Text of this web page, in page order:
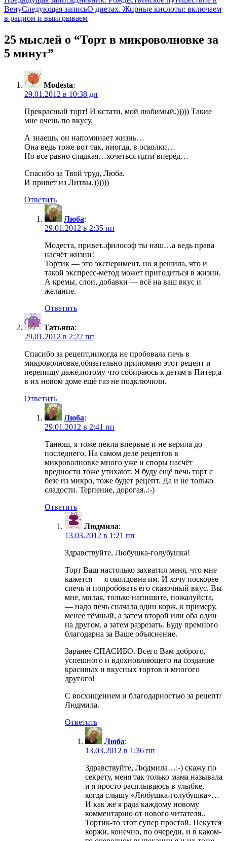
по
ВенуСледующая записьО диетах. Жирные кислоты: включаем
в рацион и выигрываем
25 мыслей о “Торт в микроволновке за
5 минут”
Modesta:
29.01.2012 в 10:38 дп
Прекрасный торт! И кстати, мой любимый.))))) Такие
мне очень по вкусу.
А знаешь, он напоминает жизнь…
Она ведь тоже вот так, иногда, в осколки…
Но все равно сладкая…хочеться идти вперёд…
Спасибо за Твой труд, Люба.
И привет из Литвы.))))))
Ответить
Люба:
29.01.2012 в 2:35 пп
Модеста, привет..философ ты наш…а ведь права
насчёт жизни!
Тортик — это эксперимент, но я решила, что и
такой экспресс-метод может пригодиться в жизни.
А кремы, слои, добавки — всё на ваш вкус и
желание.
Ответить
Татьяна:
29.01.2012 в 2:22 пп
Спасибо за рецепт,никогда не пробовала печь в
микроволновке,обязательно припомню этот рецепт и
перепишу даже,потому что собираюсь к детям в Питер,а
в их новом доме ещё газ не подключили.
Ответить
Люба:
29.01.2012 в 2:41 пп
Танюш, я тоже пекла впервые и не верила до
последнего. На самом деле рецептов в
микроволновке много уже и споры насчёт
вредности тоже утихают. Я буду ещё печь торт с
безе из микро, тоже будет рецепт. Да и не только
сладости. Терпение, дорогая..:-)
Ответить
Людмила:
13.03.2012 в 1:21 пп
Здравствуйте, Любушка-голубушка!
Торт Ваш настолько захватил меня, что мне
кажется — я околдовна им. И хочу поскорее
спечь и попробовать его сказочный вкус. Вы
мне, милая, только напишите, пожалуйста,
— надо печь сначала один корж, к примеру,
менее тёмный, а затем второй или оба один
на другом, а затем разрезать. Буду премного
благодарна за Ваше объяснение.
Заранее СПАСИБО. Всего Вам доброго,
успешного и вдохновляющего на создание
красивых и вкусных тортов и многого
другого!
С восхищением и благодарностью за рецепт/
Людмила.
Ответить
Люба:
13.03.2012 в 1:36 пп
Здравствуйте, Людмила…:-) скажу по
секрету, меня так только мама называла
и я просто расплываюсь в улыбке,
когда слышу «Любушка-голубушка»…
И как же я рада каждому новому
комментарию от нового читателя..
Тортик-то этот супер простой. Пекутся
коржи, конечно, по очереди, и в каком-